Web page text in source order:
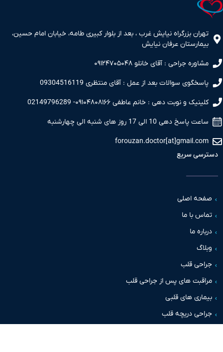
بزرگراه نیایش غرب ، بعد از بلوار کبیری طامه، خیابان امام حسین،
عرفان نیایش
جراحی : آقای خانلو ۰۹۱۲۴۷۰۵۰۴۸
سوالات بعد از عمل : آقای منتظری 09304516119
و نوبت دهی : خانم عاطفی ۰۹۱۰۴۸۰۸۱۶۶- 02149796289
دهی 10 الی 17 روز های شنبه الی چهارشنبه
سریع
اصلی
با ما
ما
قلب
های پس از جراحی قلب
های قلبی
دریچه قلب